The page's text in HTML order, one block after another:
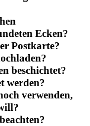
Ecken?
Postkarte?
beschichtet?
werden?
verwenden,